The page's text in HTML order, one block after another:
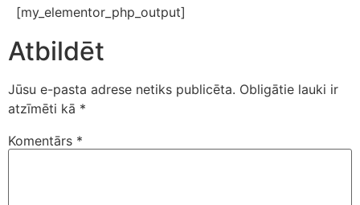
[my_elementor_php_output]
Atbildēt
Jūsu e-pasta adrese netiks publicēta. Obligātie lauki ir
atzīmēti kā *
Komentārs *